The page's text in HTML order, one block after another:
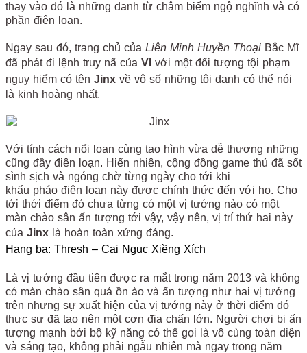
thay vào đó là những danh từ châm biếm ngộ nghĩnh và có
phần điên loạn.
Ngay sau đó, trang chủ của Liên Minh Huyền Thoại Bắc Mĩ
đã phát đi lệnh truy nã của VI với một đối tượng tội phạm
nguy hiểm có tên Jinx về vô số những tội danh có thể nói
là kinh hoàng nhất.
Với tính cách nổi loạn cùng tạo hình vừa dễ thương những
cũng đầy điên loạn. Hiển nhiên, cộng đồng game thủ đã sốt
sình sịch và ngóng chờ từng ngày cho tới khi
khẩu pháo điên loạn này được chính thức đến với họ. Cho
tới thới điểm đó chưa từng có một vị tướng nào có một
màn chào sân ấn tượng tới vậy, vậy nên, vị trí thứ hai này
của Jinx là hoàn toàn xứng đáng.
Hạng ba: Thresh – Cai Ngục Xiềng Xích
Là vị tướng đầu tiên được ra mắt trong năm 2013 và không
có màn chào sân quá ồn ào và ấn tượng như hai vị tướng
trên nhưng sự xuất hiện của vị tướng này ở thời điểm đó
thực sự đã tạo nên một cơn địa chấn lớn. Người chơi bị ấn
tượng mạnh bởi bộ kỹ năng có thể gọi là vô cùng toàn diện
và sáng tạo, không phải ngẫu nhiên mà ngay trong năm